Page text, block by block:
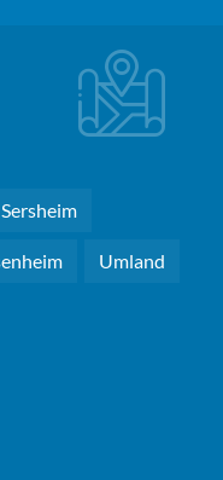
Sersheim
Umland